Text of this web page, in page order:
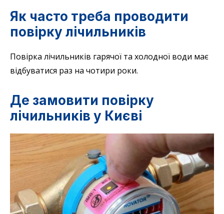
Як часто треба проводити
повірку лічильників
Повірка лічильників гарячої та холодної води має
відбуватися раз на чотири роки.
Де замовити повірку
лічильників у Києві